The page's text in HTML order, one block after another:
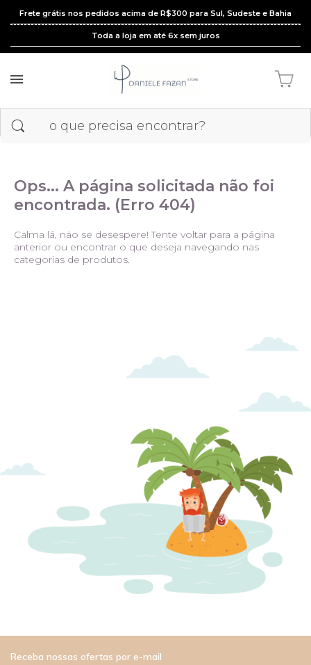
Frete grátis nos pedidos acima de R$300 para Sul, Sudeste e Bahia
Toda a loja em até 6x sem juros
Ops... A página solicitada não foi
encontrada. (Erro 404)
Calma lá, não se desespere! Tente voltar para a página
anterior ou encontrar o que deseja navegando nas
categorias de produtos.
Receba nossas ofertas por e-mail